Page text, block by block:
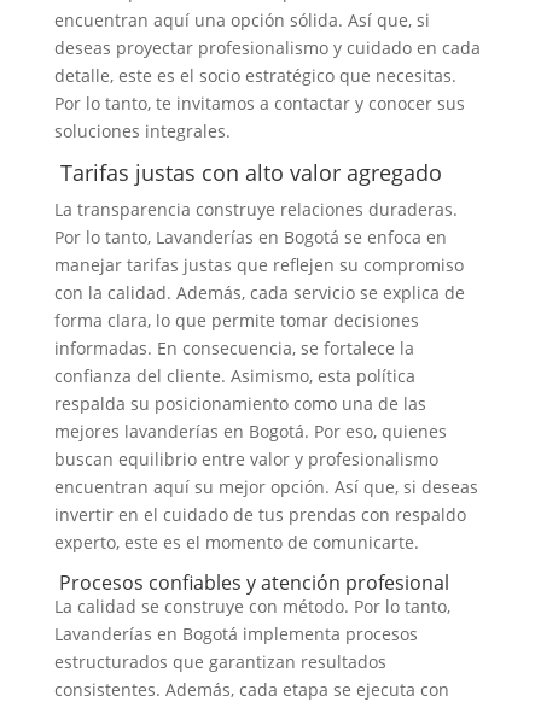
encuentran aquí una opción sólida. Así que, si
deseas proyectar profesionalismo y cuidado en cada
detalle, este es el socio estratégico que necesitas.
Por lo tanto, te invitamos a contactar y conocer sus
soluciones integrales.
Tarifas justas con alto valor agregado
La transparencia construye relaciones duraderas.
Por lo tanto, Lavanderías en Bogotá se enfoca en
manejar tarifas justas que reflejen su compromiso
con la calidad. Además, cada servicio se explica de
forma clara, lo que permite tomar decisiones
informadas. En consecuencia, se fortalece la
confianza del cliente. Asimismo, esta política
respalda su posicionamiento como una de las
mejores lavanderías en Bogotá. Por eso, quienes
buscan equilibrio entre valor y profesionalismo
encuentran aquí su mejor opción. Así que, si deseas
invertir en el cuidado de tus prendas con respaldo
experto, este es el momento de comunicarte.
Procesos confiables y atención profesional
La calidad se construye con método. Por lo tanto,
Lavanderías en Bogotá implementa procesos
estructurados que garantizan resultados
consistentes. Además, cada etapa se ejecuta con